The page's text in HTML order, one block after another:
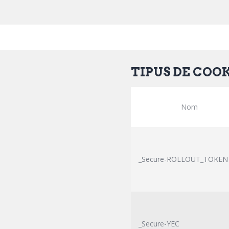
TIPUS DE
Nom
_Secure-ROLLOUT_TOKEN
_Secure-YEC